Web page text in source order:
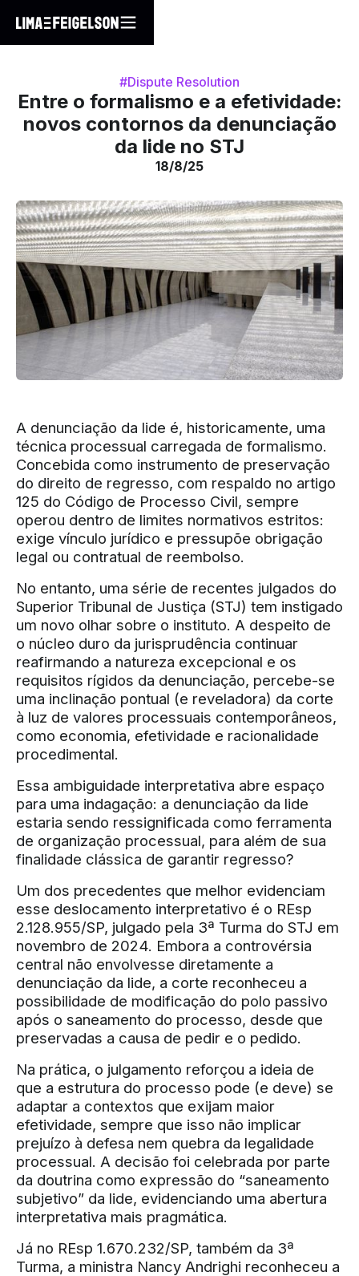
#Dispute Resolution
Entre o formalismo e a efetividade:
novos contornos da denunciação
da lide no STJ
18/8/25
A denunciação da lide é, historicamente, uma
técnica processual carregada de formalismo.
Concebida como instrumento de preservação
do direito de regresso, com respaldo no artigo
125 do Código de Processo Civil, sempre
operou dentro de limites normativos estritos:
exige vínculo jurídico e pressupõe obrigação
legal ou contratual de reembolso.
No entanto, uma série de recentes julgados do
Superior Tribunal de Justiça (STJ) tem instigado
um novo olhar sobre o instituto. A despeito de
o núcleo duro da jurisprudência continuar
reafirmando a natureza excepcional e os
requisitos rígidos da denunciação, percebe-se
uma inclinação pontual (e reveladora) da corte
à luz de valores processuais contemporâneos,
como economia, efetividade e racionalidade
procedimental.
Essa ambiguidade interpretativa abre espaço
para uma indagação: a denunciação da lide
estaria sendo ressignificada como ferramenta
de organização processual, para além de sua
finalidade clássica de garantir regresso?
Um dos precedentes que melhor evidenciam
esse deslocamento interpretativo é o REsp
2.128.955/SP, julgado pela 3ª Turma do STJ em
novembro de 2024. Embora a controvérsia
central não envolvesse diretamente a
denunciação da lide, a corte reconheceu a
possibilidade de modificação do polo passivo
após o saneamento do processo, desde que
preservadas a causa de pedir e o pedido.
Na prática, o julgamento reforçou a ideia de
que a estrutura do processo pode (e deve) se
adaptar a contextos que exijam maior
efetividade, sempre que isso não implicar
prejuízo à defesa nem quebra da legalidade
processual. A decisão foi celebrada por parte
da doutrina como expressão do “saneamento
subjetivo” da lide, evidenciando uma abertura
interpretativa mais pragmática.
Já no REsp 1.670.232/SP, também da 3ª
Turma, a ministra Nancy Andrighi reconheceu a